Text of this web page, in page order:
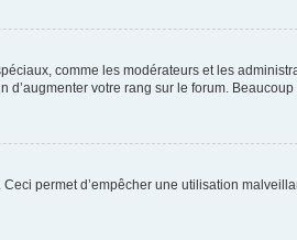
comme les modérateurs et les
votre rang sur le forum.
permet d’empêcher une utilisation